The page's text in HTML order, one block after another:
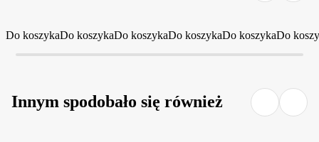
Do koszykaDo koszykaDo koszykaDo koszykaDo koszykaDo
Innym spodobało się również